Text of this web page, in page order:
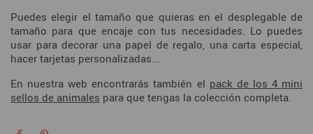
Puedes elegir el tamaño que quieras en el desplegable de
tamaño para que encaje con tus necesidades. Lo puedes
usar para decorar una papel de regalo, una carta especial,
hacer tarjetas personalizadas...
En nuestra web encontrarás también el pack de los 4 mini
sellos de animales para que tengas la colección completa.